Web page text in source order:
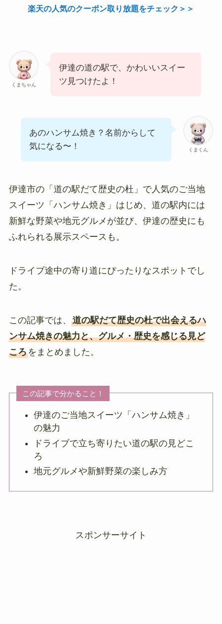
楽天の人気のクーポン取り放題をチェック＞＞
くまちゃん
伊達の道の駅で、かわいいスイー
ツ見つけたよ！
くまくん
あのハンサム焼き？名前からして
気になる〜！
伊達市の「道の駅だて歴史の杜」で人気のご当地
スイーツ「ハンサム焼き」はじめ、道の駅内には
新鮮な野菜や地元グルメが並び、伊達の歴史にも
ふれられる展示スペースも。
ドライブ途中の寄り道にぴったりなスポットでし
た。
この記事では、 道の駅だて歴史の杜で出会えるハ
ンサム焼きの魅力と、グルメ・歴史を感じる見ど
ころをまとめました。
この記事で分かること！
伊達のご当地スイーツ「ハンサム焼き」
の魅力
ドライブで立ち寄りたい道の駅の見どこ
ろ
地元グルメや新鮮野菜の楽しみ方
スポンサーサイト